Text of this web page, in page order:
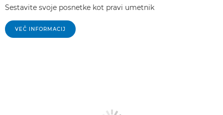
Sestavite svoje posnetke kot pravi umetnik
VEČ INFORMACIJ